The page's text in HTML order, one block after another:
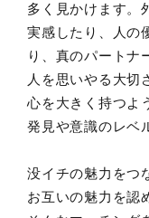
多く見かけます。
実感したり、人の
り、真のパートナ
人を思いやる大切
心を大きく持つよ
発見や意識のレベ
没イチの魅力をつ
お互いの魅力を認